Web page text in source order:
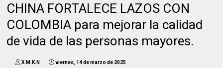
CHINA FORTALECE LAZOS CON
COLOMBIA para mejorar la calidad
de vida de las personas mayores.
X.M.K.N viernes, 14 de marzo de 2025